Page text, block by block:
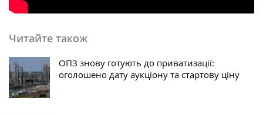
Читайте також
ОПЗ знову готують до приватизації:
оголошено дату аукціону та стартову ціну